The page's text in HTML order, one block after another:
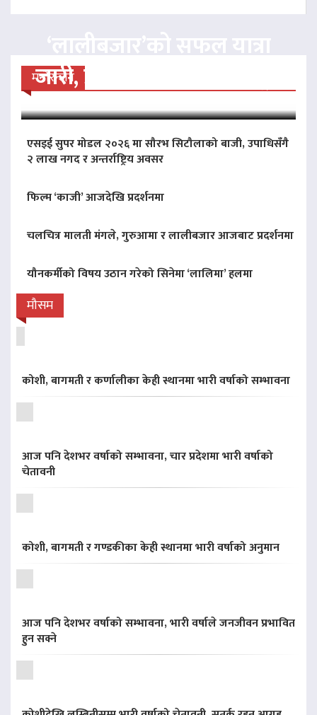
मनोरन्जन
जारी, प्रदर्शनको ५१औँ दिन पूरा
एसइई सुपर मोडल २०२६ मा सौरभ सिटौलाको बाजी, उपाधिसँगै
२ लाख नगद र अन्तर्राष्ट्रिय अवसर
फिल्म ‘काजी’ आजदेखि प्रदर्शनमा
चलचित्र मालती मंगले, गुरुआमा र लालीबजार आजबाट प्रदर्शनमा
यौनकर्मीको विषय उठान गरेको सिनेमा ‘लालिमा’ हलमा
मौसम
कोशी, बागमती र कर्णालीका केही स्थानमा भारी वर्षाको सम्भावना
आज पनि देशभर वर्षाको सम्भावना, चार प्रदेशमा भारी वर्षाको
चेतावनी
कोशी, बागमती र गण्डकीका केही स्थानमा भारी वर्षाको अनुमान
आज पनि देशभर वर्षाको सम्भावना, भारी वर्षाले जनजीवन प्रभावित
हुन सक्ने